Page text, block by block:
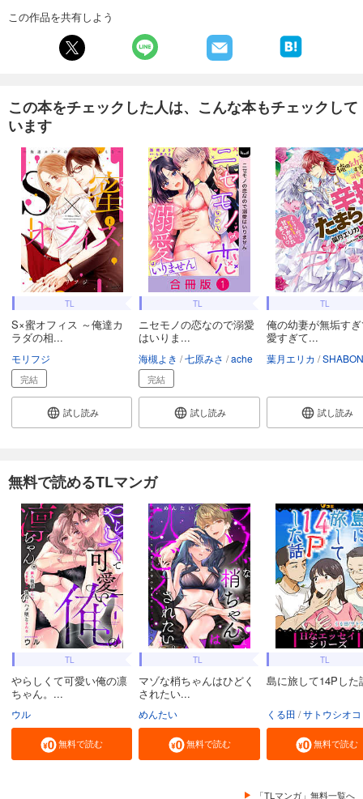
この作品を共有しよう
この本をチェックした人は、こんな本もチェックして
います
TL
S×蜜オフィス ～俺達カ
ラダの相...
モリフジ
完結
試し読み
TL
ニセモノの恋なので溺愛
はいりま...
海槻よき 七原みさ ache
完結
試し読み
TL
俺の幼妻が無垢す
愛すぎて...
葉月エリカ SHABON
試し読み
無料で読めるTLマンガ
TL
やらしくて可愛い俺の凛
ちゃん。...
ウル
無料で読む
TL
マゾな梢ちゃんはひどく
されたい...
めんたい
無料で読む
TL
島に旅して14Pした
くる田 サトウシオコ
無料で読む
「TLマンガ」無料一覧へ